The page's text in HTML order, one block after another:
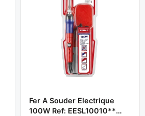
Fer A Souder Electrique
100W Ref: EESL10010**